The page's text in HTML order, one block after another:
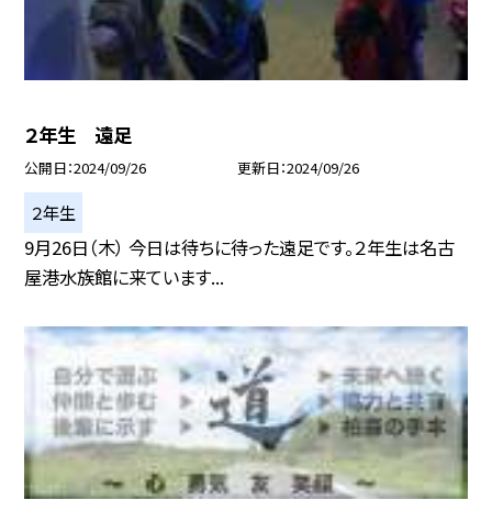
２年生 遠足
公開日 2024/09/26 更新日 2024/09/26
２年生
9月26日（木） 今日は待ちに待った遠足です。２年生は名古
屋港水族館に来ています...